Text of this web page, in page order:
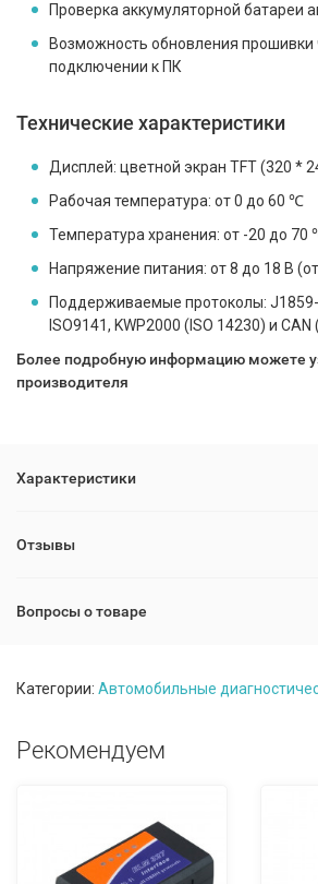
Проверка аккумуляторной батареи
Возможность обновления прошивки
подключении к ПК
Технические характеристики
Дисплей: цветной экран TFT (320 *
Рабочая температура: от 0 до 60 ℃
Температура хранения: от -20 до 70
Напряжение питания: от 8 до 18 В
Поддерживаемые протоколы:
ISO9141, KWP2000 (ISO 14230) и CAN
Более подробную информацию можете
производителя
Характеристики
Отзывы
Вопросы о товаре
Категории: Автомобильные
Рекомендуем